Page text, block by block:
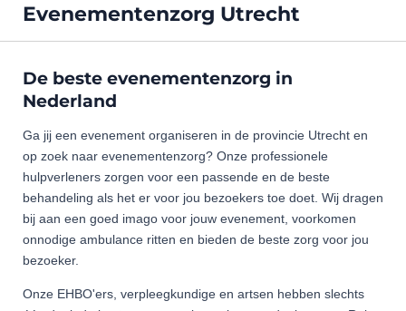
Evenementenzorg Utrecht
De beste evenementenzorg in
Nederland
Ga jij een evenement organiseren in de provincie Utrecht en
op zoek naar evenementenzorg? Onze professionele
hulpverleners zorgen voor een passende en de beste
behandeling als het er voor jou bezoekers toe doet. Wij dragen
bij aan een goed imago voor jouw evenement, voorkomen
onnodige ambulance ritten en bieden de beste zorg voor jou
bezoeker.
Onze EHBO'ers, verpleegkundige en artsen hebben slechts